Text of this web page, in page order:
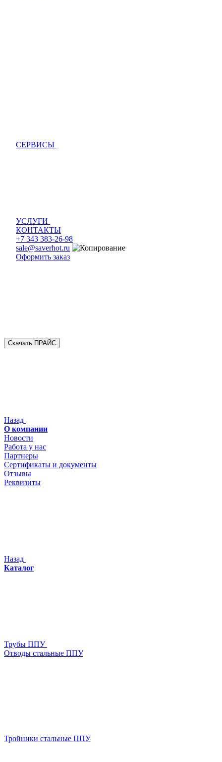
СЕРВИСЫ
УСЛУГИ
КОНТАКТЫ
+7 343 383-26-98
sale@saverhot.ru
Оформить заказ
Скачать ПРАЙС
Назад
О компании
Новости
Работа у нас
Партнеры
Сертификаты и документы
Отзывы
Реквизиты
Назад
Каталог
Трубы ППУ
Отводы стальные ППУ
Тройники стальные ППУ